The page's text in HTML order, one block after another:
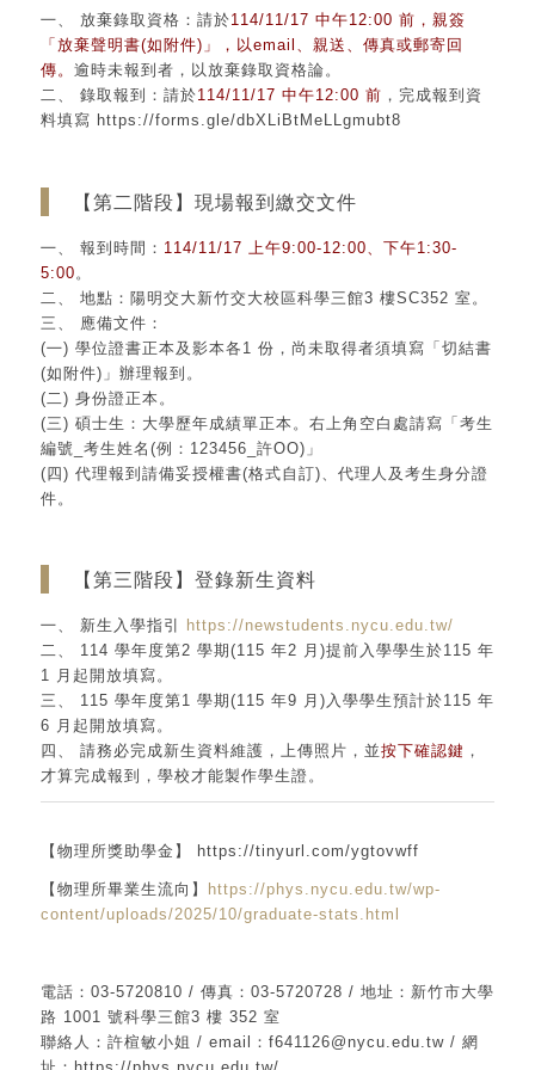
㇐、 放棄錄取資格：請於114/11/17 中午12:00 前，親簽
「放棄聲明書(如附件)」，以email、親送、傳真或郵寄回
傳。 逾時未報到者，以放棄錄取資格論。
二、 錄取報到：請於114/11/17 中午12:00 前 ，完成報到資
料填寫 https://forms.gle/dbXLiBtMeLLgmubt8
【第二階段】現場報到繳交文件
㇐、 報到時間： 114/11/17 上午9:00-12:00、下午1:30-
5:00 。
二、 地點：陽明交大新竹交大校區科學三館3 樓SC352 室。
三、 應備文件：
(㇐) 學位證書正本及影本各1 份，尚未取得者須填寫「切結書
(如附件)」辦理報到。
(二) 身份證正本。
(三) 碩士生：大學歷年成績單正本。右上角空白處請寫「考生
編號_考生姓名(例：123456_許OO)」
(四) 代理報到請備妥授權書(格式自訂)、代理人及考生身分證
件。
【第三階段】登錄新生資料
㇐、 新生入學指引
https://newstudents.nycu.edu.tw/
二、 114 學年度第2 學期(115 年2 月)提前入學學生於115 年
1 月起開放填寫。
三、 115 學年度第1 學期(115 年9 月)入學學生預計於115 年
6 月起開放填寫。
四、 請務必完成新生資料維護，上傳照片，並按下確認鍵 ，
才算完成報到，學校才能製作學生證。
【物理所獎助學金】 https://tinyurl.com/ygtovwff
【物理所畢業生流向】
https://phys.nycu.edu.tw/wp-
content/uploads/2025/10/graduate-stats.html
電話：03-5720810 / 傳真：03-5720728 / 地址：新竹市大學
路 1001 號科學三館3 樓 352 室
聯絡人：許楦敏小姐 / email：f641126@nycu.edu.tw / 網